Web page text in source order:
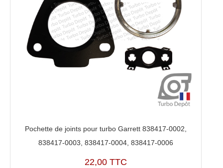
Pochette de joints pour turbo Garrett 838417-0002,
838417-0003, 838417-0004, 838417-0006
22,00 TTC